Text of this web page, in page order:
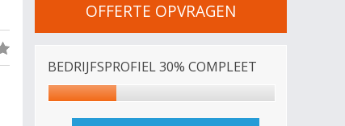
OFFERTE OPVRAGEN
BEDRIJFSPROFIEL 30% COMPLEET